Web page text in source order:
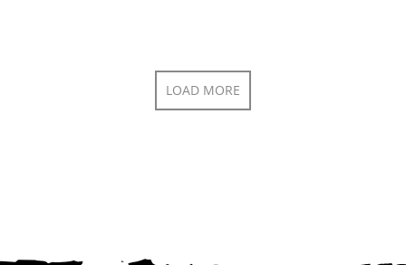
LOAD MORE